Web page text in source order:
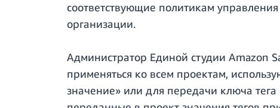
соответствующие политикам
организации.
Администратор Единой студии Amazon
применяться ко всем проектам,
значение» или для передачи ключа